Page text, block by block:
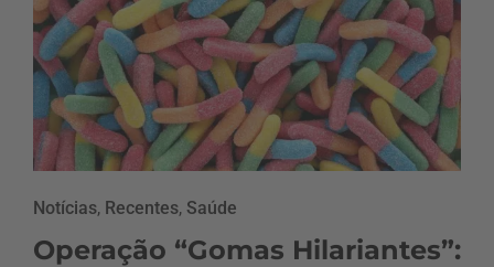
Notícias, Recentes, Saúde
Operação “Gomas Hilariantes”: